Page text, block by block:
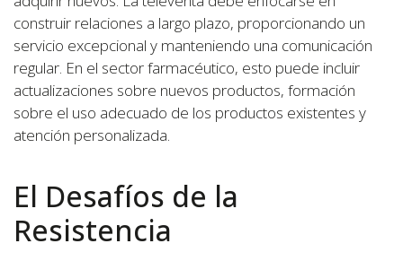
construir relaciones a largo plazo, proporcionando un
servicio excepcional y manteniendo una comunicación
regular. En el sector farmacéutico, esto puede incluir
actualizaciones sobre nuevos productos, formación
sobre el uso adecuado de los productos existentes y
atención personalizada.
El Desafíos de la
Resistencia